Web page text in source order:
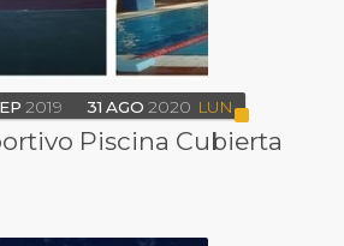
2019 31 AGO 2020 LUN
Piscina Cubierta